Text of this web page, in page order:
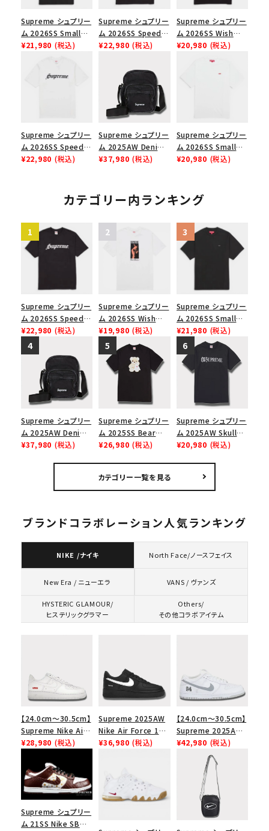
Supreme シュプリー
ム 2026SS Small
Box Tee スモールボ
¥21,980 (税込)
Supreme シュプリー
ム 2026SS Speed
Tee スピードTシャツ
¥22,980 (税込)
Supreme シュプリー
ム 2026SS Wish
Tee ウィッシュTシ
¥20,980 (税込)
Supreme シュプリー
ム 2026SS Speed
Tee スピードTシャツ
¥22,980 (税込)
Supreme シュプリー
ム 2025AW Denim
Shoulder Bag デニ
¥37,980 (税込)
Supreme シュプリー
ム 2026SS Small
Box Tee スモールボ
¥20,980 (税込)
カテゴリー内ランキング
Supreme シュプリー
ム 2026SS Speed
Tee スピードTシャツ
ブラック
¥22,980 (税込)
Supreme シュプリー
ム 2026SS Wish
Tee ウィッシュTシ
ャツ ホワイト
¥19,980 (税込)
Supreme シュプリー
ム 2026SS Small
Box Tee スモールボ
ックスTシャツ ブラッ
ク
¥21,980 (税込)
Supreme シュプリー
ム 2025AW Denim
Shoulder Bag デニ
¥37,980 (税込)
Supreme シュプリー
ム 2025SS Bear
Tee ベア Tシャツ ブ
¥26,980 (税込)
Supreme シュプリー
ム 2025AW Skull
Tee スカル Tシャツ
¥20,980 (税込)
カテゴリー一覧を見る
ブランドコラボレーション人気ランキング
NIKE /ナイキ North Face/ノースフェイス
New Era / ニューエラ VANS / ヴァンズ
HYSTERIC GLAMOUR/
ヒステリックグラマー
Others/
その他コラボアイテム
【24.0cm～30.5cm】
Supreme Nike Air
Force 1 Low シュプ
ース１スニーカー シ
ューズ ホワイト
¥28,980 (税込)
Supreme 2025AW
Nike Air Force 1
Low シュプリーム ナ
ラック
¥36,980 (税込)
【24.0cm～30.5cm】
Supreme 2025AW
Nike SB Dunk Low
ナイキ SB ダンク ロ
ー スニーカー ホワイ
¥42,980 (税込)
Supreme シュプリー
ム 21SS Nike SB